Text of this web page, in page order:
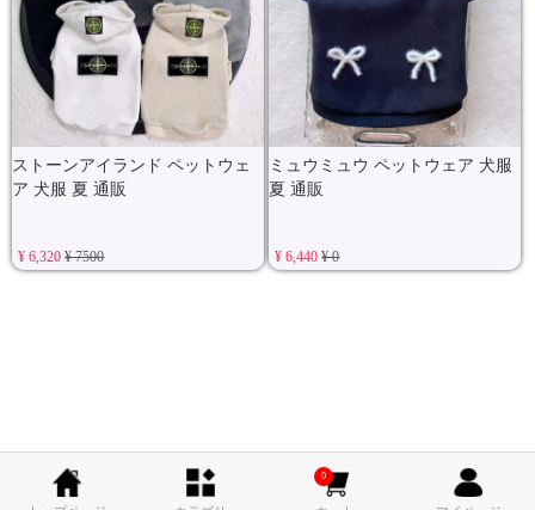
ストーンアイランド ペットウェ
ア 犬服 夏 通販
¥ 6,320¥ 7500
ミュウミュウ ペットウェア 犬服
夏 通販
¥ 6,440¥ 0
0